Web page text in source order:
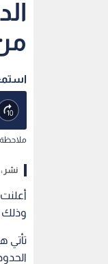
نشر
وذلك
تأتي